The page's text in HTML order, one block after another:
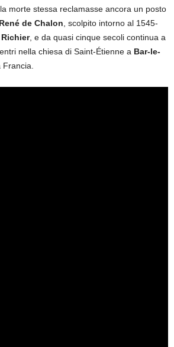
morte stessa reclamasse ancora un posto
de Chalon , scolpito intorno al 1545-
, e da quasi cinque secoli continua a
nella chiesa di Saint-Étienne a Bar-le-
Francia.